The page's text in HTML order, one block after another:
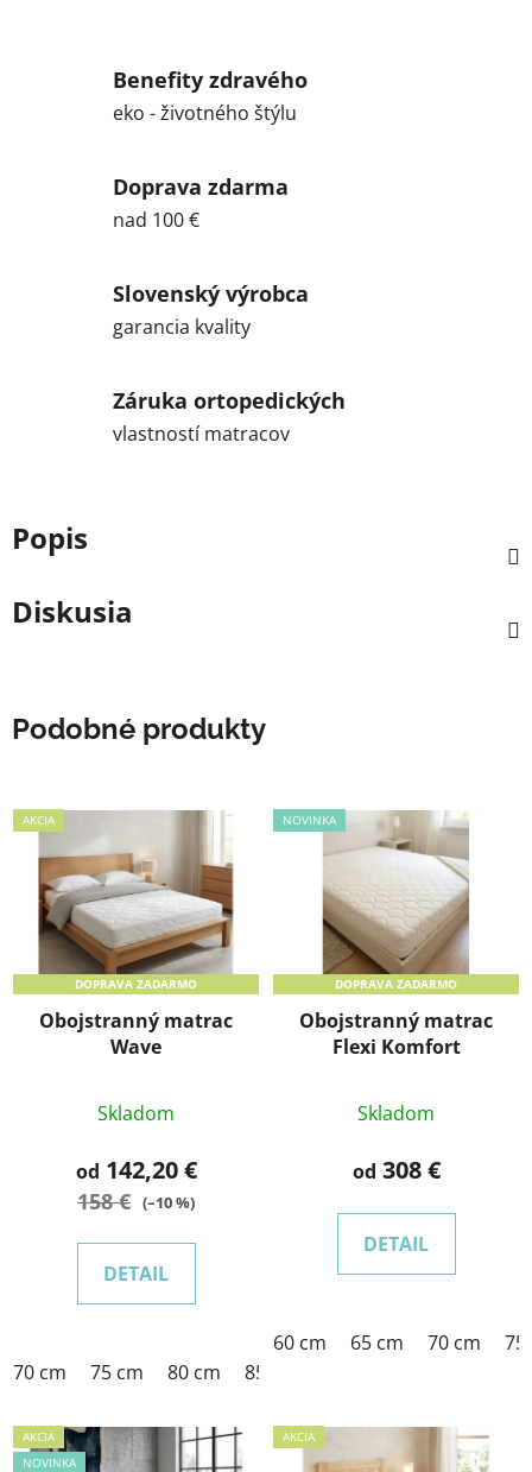
Benefity zdravého
eko - životného štýlu
Doprava zdarma
nad 100 €
Slovenský výrobca
garancia kvality
Záruka ortopedických
vlastností matracov
Popis
Diskusia
Podobné produkty
AKCIA
DOPRAVA ZADARMO
Obojstranný matrac
Wave
Skladom
od 142,20 €
158 € (–10 %)
DETAIL
70 cm 75 cm 80 cm 85 cm
NOVINKA
DOPRAVA ZADARMO
Obojstranný matrac
Flexi Komfort
Skladom
od 308 €
DETAIL
60 cm 65 cm 70 cm 75
AKCIA
NOVINKA
AKCIA